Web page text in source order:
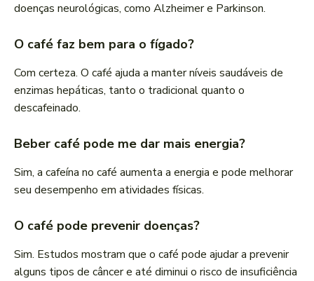
doenças neurológicas, como Alzheimer e Parkinson.
O café faz bem para o fígado?
Com certeza. O café ajuda a manter níveis saudáveis de
enzimas hepáticas, tanto o tradicional quanto o
descafeinado.
Beber café pode me dar mais energia?
Sim, a cafeína no café aumenta a energia e pode melhorar
seu desempenho em atividades físicas.
O café pode prevenir doenças?
Sim. Estudos mostram que o café pode ajudar a prevenir
alguns tipos de câncer e até diminui o risco de insuficiência